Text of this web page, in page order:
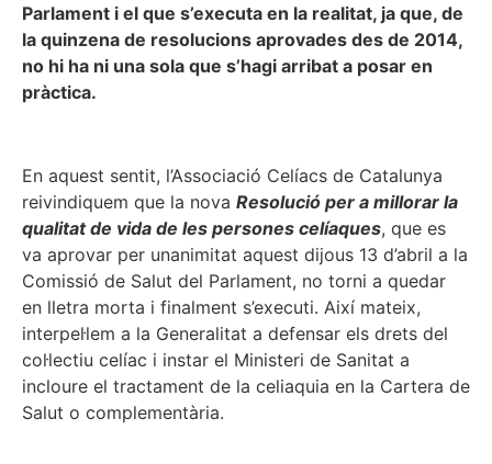
Parlament i el que s’executa en la realitat, ja que, de
la quinzena de resolucions aprovades des de 2014,
no hi ha ni una sola que s’hagi arribat a posar en
pràctica.
En aquest sentit, l’Associació Celíacs de Catalunya
reivindiquem que la nova Resolució per a millorar la
qualitat de vida de les persones celíaques, que es
va aprovar per unanimitat aquest dijous 13 d’abril a la
Comissió de Salut del Parlament, no torni a quedar
en lletra morta i finalment s’executi. Així mateix,
interpel·lem a la Generalitat a defensar els drets del
col·lectiu celíac i instar el Ministeri de Sanitat a
incloure el tractament de la celiaquia en la Cartera de
Salut o complementària.